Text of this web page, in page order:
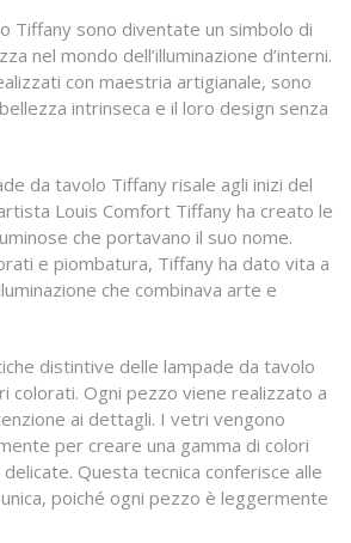
Tiffany sono diventate un simbolo di
nel mondo dell’illuminazione d’interni.
con maestria artigianale, sono
intrinseca e il loro design senza
da tavolo Tiffany risale agli inizi del
Louis Comfort Tiffany ha creato le
che portavano il suo nome.
e piombatura, Tiffany ha dato vita a
che combinava arte e
distintive delle lampade da tavolo
colorati. Ogni pezzo viene realizzato a
ai dettagli. I vetri vengono
per creare una gamma di colori
Questa tecnica conferisce alle
poiché ogni pezzo è leggermente